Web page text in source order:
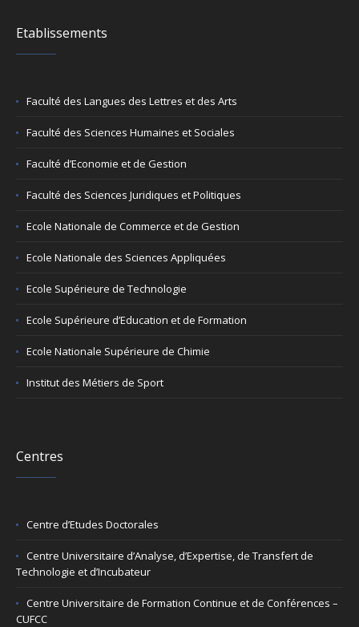
Etablissements
Faculté des Langues des Lettres et des Arts
Faculté des Sciences Humaines et Sociales
Faculté d’Economie et de Gestion
Faculté des Sciences Juridiques et Politiques
Ecole Nationale de Commerce et de Gestion
Ecole Nationale des Sciences Appliquées
Ecole Supérieure de Technologie
Ecole Supérieure d’Education et de Formation
Ecole Nationale Supérieure de Chimie
Institut des Métiers de Sport
Centres
Centre d’Etudes Doctorales
Centre Universitaire d’Analyse, d’Expertise, de Transfert de
Technologie et d’Incubateur
Centre Universitaire de Formation Continue et de Conférences –
CUFCC